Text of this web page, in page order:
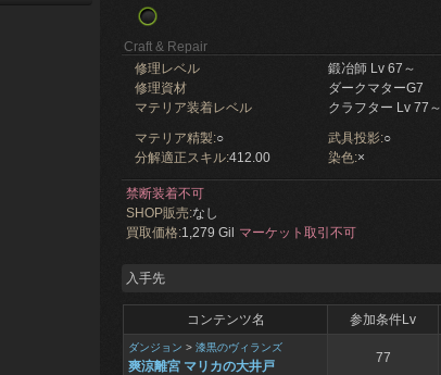
Craft & Repair
修理レベル
鍛冶師 Lv 67～
修理資材
ダークマターG7
マテリア装着レベル
クラフター Lv 77～
マテリア精製:○ 武具投影:○
分解適正スキル:412.00 染色:×
禁断装着不可
SHOP販売:なし
買取価格:1,279 Gil マーケット取引不可
入手先
コンテンツ名 参加条件Lv
ダンジョン > 漆黒のヴィランズ
爽涼離宮 マリカの大井戸
77